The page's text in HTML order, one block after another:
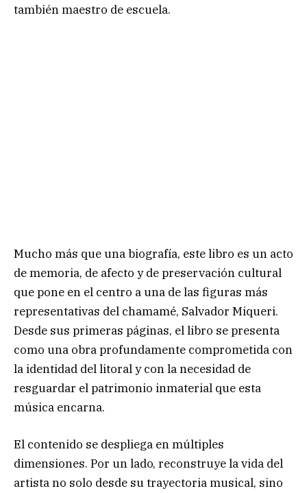
también maestro de escuela.
Mucho más que una biografía, este libro es un acto
de memoria, de afecto y de preservación cultural
que pone en el centro a una de las figuras más
representativas del chamamé, Salvador Miqueri.
Desde sus primeras páginas, el libro se presenta
como una obra profundamente comprometida con
la identidad del litoral y con la necesidad de
resguardar el patrimonio inmaterial que esta
música encarna.
El contenido se despliega en múltiples
dimensiones. Por un lado, reconstruye la vida del
artista no solo desde su trayectoria musical, sino